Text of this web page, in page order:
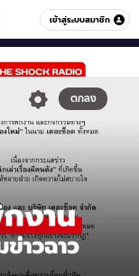
เข้าสู่ระบบสมาชิก
หมวดอื่นๆ
ตกลง